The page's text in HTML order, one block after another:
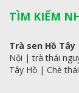
TÌM KIẾM
Trà sen Hồ Tây
Nội |trà thái
Tây Hồ | Chè